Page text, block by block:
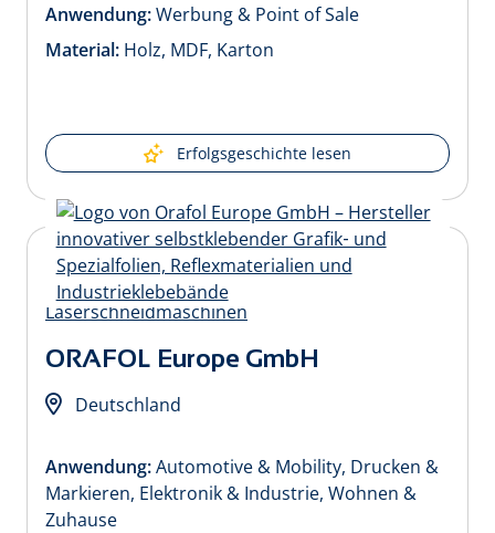
Anwendung:Werbung & Point of Sale
Material: Holz, MDF, Karton
Erfolgsgeschichte lesen
ORAFOL Europe GmbH
Deutschland
Anwendung:Automotive & Mobility, Drucken &
Markieren, Elektronik & Industrie, Wohnen &
Zuhause